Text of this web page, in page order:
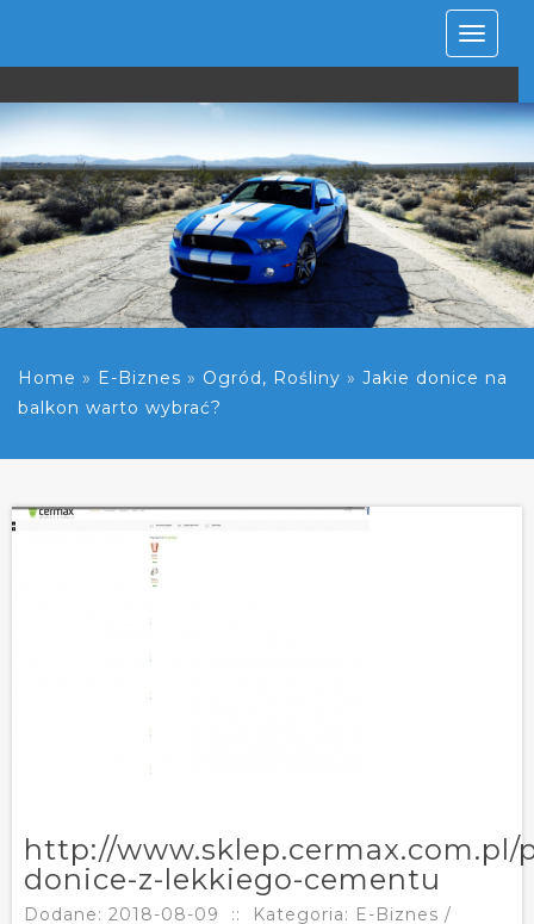
Rozwiń
Home » E-Biznes » Ogród, Rośliny » Jakie donice na
balkon warto wybrać?
http://www.sklep.cermax.com.pl/
donice-z-lekkiego-cementu
Dodane: 2018-08-09 ::
Kategoria: E-Biznes /